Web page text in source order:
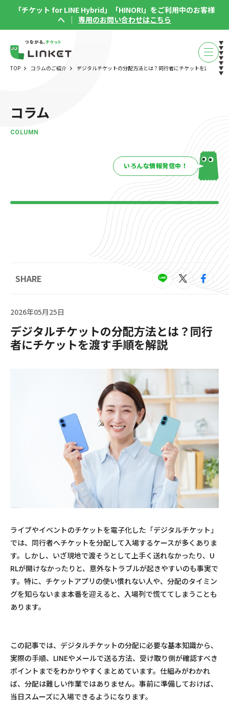
「チケット for LINE Hybrid」「HINORI」をご利用中のお客様
へ ｜ 専用のお問い合わせはこちら
TOP コラムのご紹介 デジタルチケットの分配方法とは？同行者にチケットを渡す手順
コラム
COLUMN
いろんな情報発信中！
SHARE
2026年05月25日
デジタルチケットの分配方法とは？同行
者にチケットを渡す手順を解説
ライブやイベントのチケットを電子化した「デジタルチケット」
では、同行者へチケットを分配して入場するケースが多くありま
す。しかし、いざ現地で渡そうとして上手く送れなかったり、U
RLが開けなかったりと、意外なトラブルが起きやすいのも事実で
す。特に、チケットアプリの使い慣れない人や、分配のタイミン
グを知らないまま本番を迎えると、入場列で慌ててしまうことも
あります。
この記事では、デジタルチケットの分配に必要な基本知識から、
実際の手順、LINEやメールで送る方法、受け取り側が確認すべき
ポイントまでをわかりやすくまとめています。仕組みがわかれ
ば、分配は難しい作業ではありません。事前に準備しておけば、
当日スムーズに入場できるようになります。